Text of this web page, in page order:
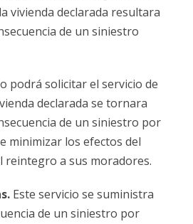
vivienda declarada resultara
de un siniestro
podrá solicitar el servicio de
declarada se tornara
de un siniestro por
minimizar los efectos del
reintegro a sus moradores.
Este servicio se suministra
de un siniestro por